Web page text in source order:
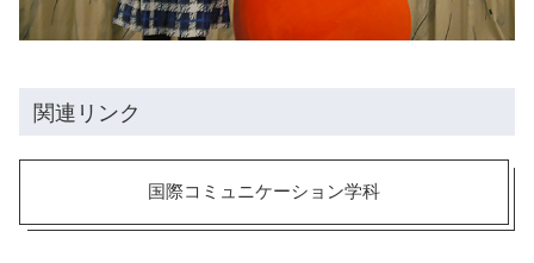
関連リンク
国際コミュニケーション学科